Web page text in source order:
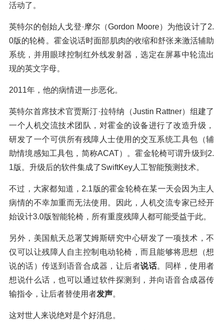
活动了。
英特尔的创始人戈登·摩尔（Gordon Moore）为他设计了2.
0版的轮椅。霍金说话时面部肌肉的收缩和舒张来激活辅助
系统，并用眼球控制红外线发射器，选定在屏幕中轮流出
现的英文字母。
2011年，他的病情进一步恶化。
英特尔首席技术官贾斯汀·拉特纳（Justin Rattner）组建了
一个人机交流技术团队，对霍金的设备进行了改造升级，
研发了一个可供所有残障人士使用的交互系统工具包（辅
助情境感知工具包，简称ACAT）。霍金轮椅可谓升级到2.
1版。升级后的软件集成了SwiftKey人工智能预测技术。
不过，大家都知道，2.1版的霍金轮椅在某一天会因为主人
病情的不幸加重而无法使用。因此，人机交流专家已经开
始设计3.0版智能轮椅，所有重度残障人都可能受益于此。
另外，美国航天总署艾姆斯研究中心研发了一项技术，不
仅可以让残障人自主控制电动轮椅，而且能够将思想（想
说的话）传送到语音合成器，让后者说话。同样，使用者
想说什么话，也可以通过软件探测到，并向语音合成器传
输指令，让后者替使用者发声。
这对世人来说绝对是个好消息。